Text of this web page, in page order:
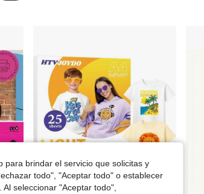
para brindar el servicio que solicitas y
todo", "Aceptar todo" o establecer
seleccionar "Aceptar todo",